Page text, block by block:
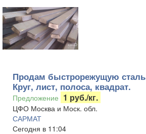
Продам быстрорежущую сталь
Круг, лист, полоса, квадрат.
Предложение 1 руб./кг.
ЦФО Москва и Моск. обл.
САРМАТ
Сегодня в 11:04